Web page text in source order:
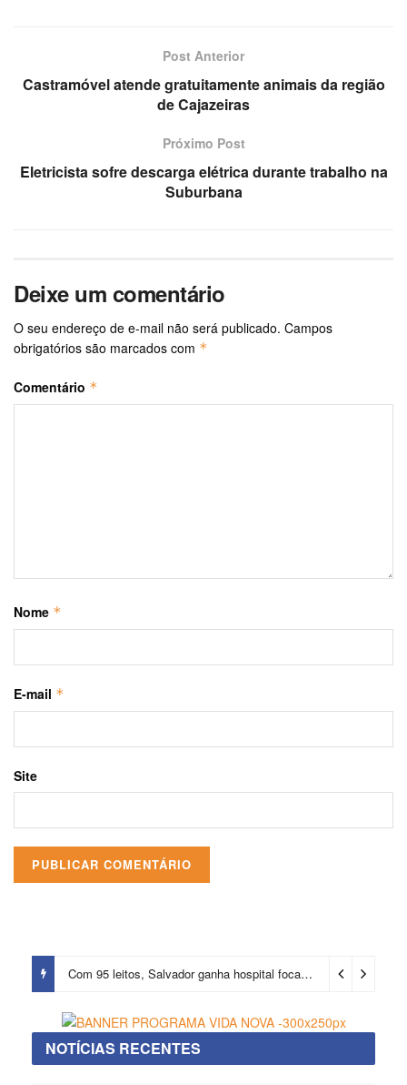
Post Anterior
Castramóvel atende gratuitamente animais da região
de Cajazeiras
Próximo Post
Eletricista sofre descarga elétrica durante trabalho na
Suburbana
Deixe um comentário
O seu endereço de e-mail não será publicado. Campos
obrigatórios são marcados com *
Comentário *
Nome *
E-mail *
Site
Com 95 leitos, Salvador ganha hospital focado em transição de cuidados
NOTÍCIAS RECENTES